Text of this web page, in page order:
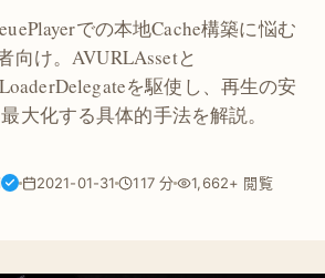
での本地Cache構築に悩む
向け。AVURLAssetと
を駆使し、再生の安
大化する具体的手法を解説。
2021-01-31 117 分 1,662+ 閲覧